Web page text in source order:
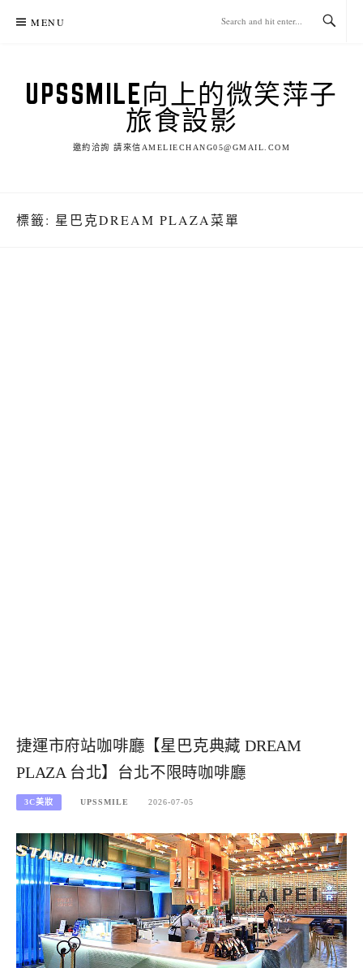
MENU
UPSSMILE向上的微笑萍子
旅食設影
邀約洽詢 請來信AMELIECHANG05@GMAIL.COM
標籤: 星巴克DREAM PLAZA菜單
捷運市府站咖啡廳【星巴克典藏 DREAM
PLAZA 台北】台北不限時咖啡廳
3C美妝 UPSSMILE 2026-07-05